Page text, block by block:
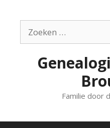
inhoudnaar:
Familie door